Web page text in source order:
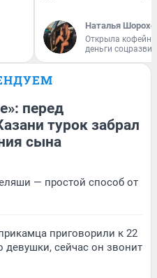
Наталья
Открыла
деньги
перед
турок забрал
сына
— простой способ от
приговорили к 22
девушки, сейчас он звонит